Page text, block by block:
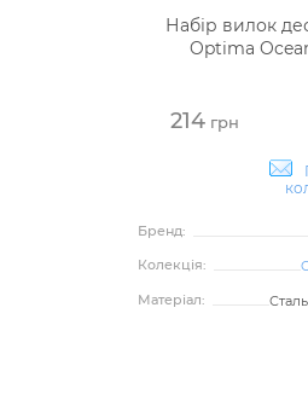
Набір вилок
Optima
214грн
Бренд:
Колекція:
Матеріал: